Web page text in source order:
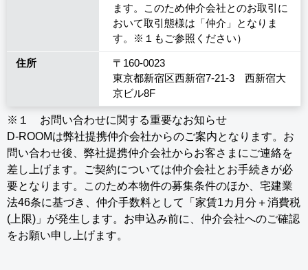
ます。このため仲介会社とのお取引に
おいて取引態様は「仲介」となりま
す。※１もご参照ください）
住所
〒160-0023
東京都新宿区西新宿7-21-3 西新宿大
京ビル8F
※１ お問い合わせに関する重要なお知らせ
D-ROOMは弊社提携仲介会社からのご案内となります。お
問い合わせ後、弊社提携仲介会社からお客さまにご連絡を
差し上げます。ご契約については仲介会社とお手続きが必
要となります。このため本物件の募集条件のほか、宅建業
法46条に基づき、仲介手数料として「家賃1カ月分＋消費税
(上限)」が発生します。お申込み前に、仲介会社へのご確認
をお願い申し上げます。